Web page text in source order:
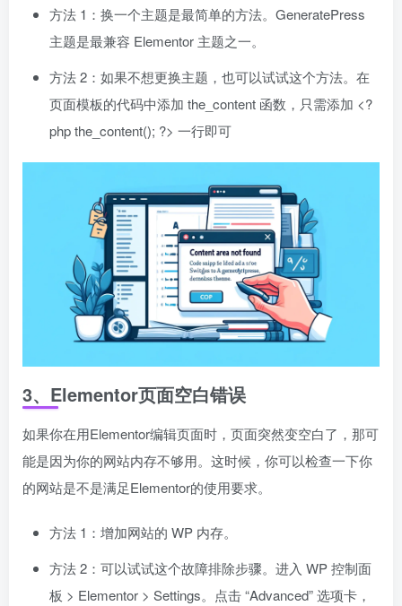
方法 1：换一个主题是最简单的方法。GeneratePress
主题是最兼容 Elementor 主题之一。
方法 2：如果不想更换主题，也可以试试这个方法。在
页面模板的代码中添加 the_content 函数，只需添加 <?
php the_content(); ?> 一行即可
3、Elementor页面空白错误
如果你在用Elementor编辑页面时，页面突然变空白了，那可
能是因为你的网站内存不够用。这时候，你可以检查一下你
的网站是不是满足Elementor的使用要求。
方法 1：增加网站的 WP 内存。
方法 2：可以试试这个故障排除步骤。进入 WP 控制面
板 > Elementor > Settings。点击 “Advanced” 选项卡，